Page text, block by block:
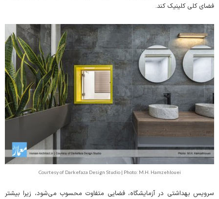
فضای کلی کلینیک کند.
Courtesy of Darkefaza Design Studio | Photo: M.H. Hamzehlouei
سرویس بهداشتی در آزمایشگاه، فضایی متفاوت محسوب می‌شود، زیرا بیشتر